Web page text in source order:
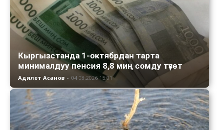
Кыргызстанда 1-октябрдан тарта
минималдуу пенсия 8,8 миң сомду түзөт
Адилет Асанов - 04.08.2026 15:01